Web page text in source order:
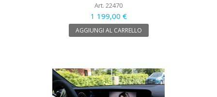
Art. 22470
1 199,00 €
AGGIUNGI AL CARRELLO